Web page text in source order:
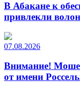
В Абакане к
привлекли
07.08.2026
Внимание!
от имени